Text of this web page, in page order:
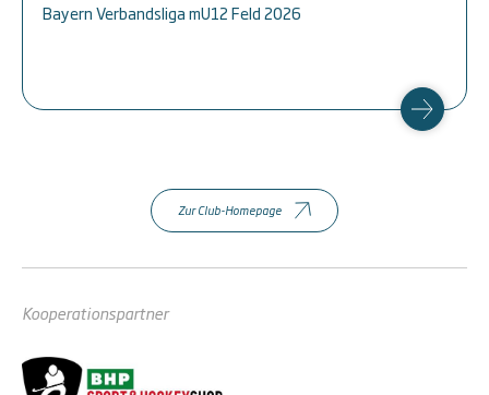
Bayern Verbandsliga mU12 Feld 2026
Zur Club-Homepage
Kooperationspartner